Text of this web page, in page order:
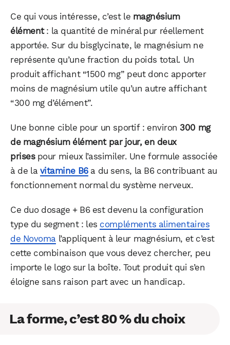
Ce qui vous intéresse, c’est le magnésium
élément: la quantité de minéral pur réellement
apportée. Sur du bisglycinate, le magnésium ne
représente qu’une fraction du poids total. Un
produit affichant “1500 mg” peut donc apporter
moins de magnésium utile qu’un autre affichant
“300 mg d’élément”.
Une bonne cible pour un sportif : environ300 mg
de magnésium élément par jour, en deux
prisespour mieux l’assimiler. Une formule associée
à de la vitamine B6a du sens, la B6 contribuant au
fonctionnement normal du système nerveux.
Ce duo dosage + B6 est devenu la configuration
type du segment : les compléments alimentaires
de Novomal’appliquent à leur magnésium, et c’est
cette combinaison que vous devez chercher, peu
importe le logo sur la boîte. Tout produit qui s’en
éloigne sans raison part avec un handicap.
La forme, c’est 80 % du choix